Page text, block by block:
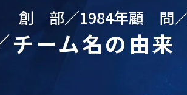
創 部／1984年顧 問
チーム名の由来